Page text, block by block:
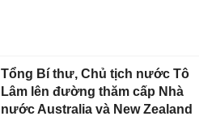
Tổng Bí thư, Chủ tịch nước Tô
Lâm lên đường thăm cấp Nhà
nước Australia và New Zealand